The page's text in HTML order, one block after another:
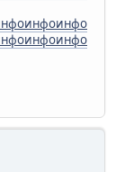
инфоинфо
инфоинфо